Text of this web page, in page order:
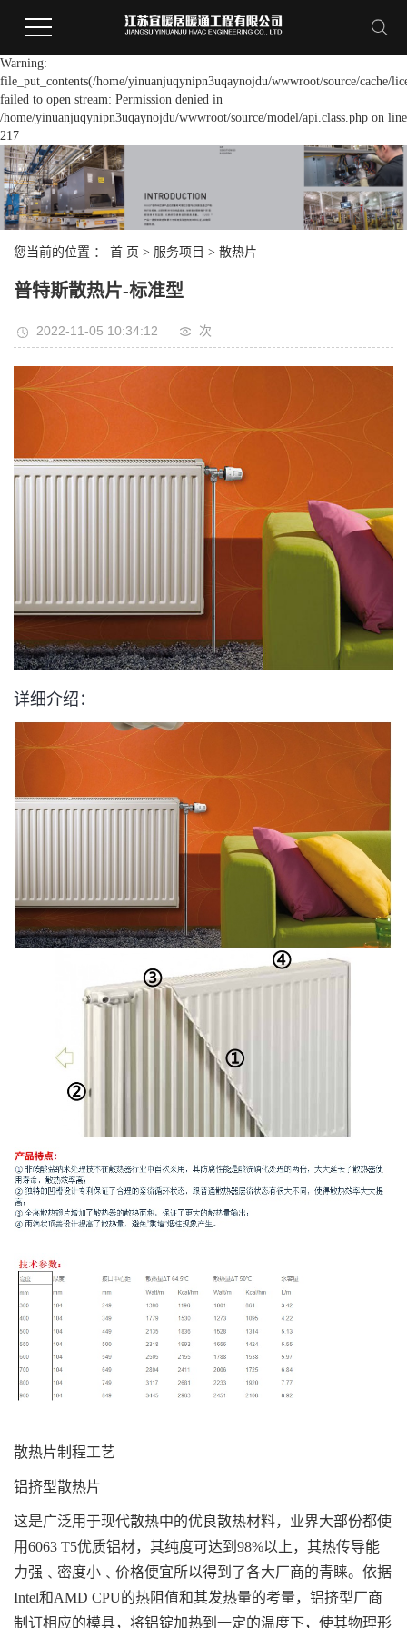
Warning:
file_put_contents(/home/yinuanjuqynipn3uqaynojdu/wwwroot/source/cache/
failed to open stream: Permission denied in
/home/yinuanjuqynipn3uqaynojdu/wwwroot/source/model/api.class.php on line
217
您当前的位置 ： 首 页 > 服务项目 > 散热片
普特斯散热片-标准型
2022-11-05 10:34:12 次
详细介绍：
散热片制程工艺
铝挤型散热片
这是广泛用于现代散热中的优良散热材料，业界大部份都使
用6063 T5优质铝材，其纯度可达到98%以上，其热传导能
力强﹑密度小﹑价格便宜所以得到了各大厂商的青睐。依据
Intel和AMD CPU的热阻值和其发热量的考量，铝挤型厂商
制订相应的模具，将铝锭加热到一定的温度下，使其物理形